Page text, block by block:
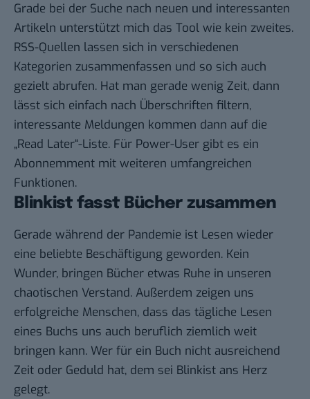
Grade bei der Suche nach neuen und interessanten
Artikeln unterstützt mich das Tool wie kein zweites.
RSS-Quellen lassen sich in verschiedenen
Kategorien zusammenfassen und so sich auch
gezielt abrufen. Hat man gerade wenig Zeit, dann
lässt sich einfach nach Überschriften filtern,
interessante Meldungen kommen dann auf die
„Read Later“-Liste. Für Power-User gibt es ein
Abonnemment mit weiteren umfangreichen
Funktionen.
Blinkist fasst Bücher zusammen
Gerade während der Pandemie ist Lesen wieder
eine beliebte Beschäftigung geworden. Kein
Wunder, bringen Bücher etwas Ruhe in unseren
chaotischen Verstand. Außerdem zeigen uns
erfolgreiche Menschen, dass das tägliche Lesen
eines Buchs uns auch beruflich ziemlich weit
bringen kann. Wer für ein Buch nicht ausreichend
Zeit oder Geduld hat, dem sei Blinkist ans Herz
gelegt.